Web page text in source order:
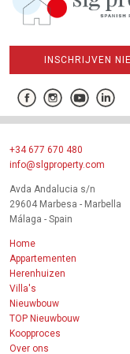
INSCHRIJVEN
+34 677 670 480
info@slgproperty.com
Avda Andalucia s/n
29604 Marbesa - Marbella
Málaga - Spain
Home
Appartementen
Herenhuizen
Villa's
Nieuwbouw
TOP Nieuwbouw
Koopproces
Over ons